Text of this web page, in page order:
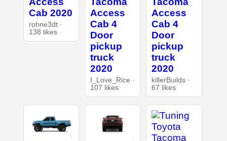
Cab 2020
rohne3dt ·
138 likes
Access
Cab 4
Door
pickup
truck
2020
I_Love_Rice ·
107 likes
Access
Cab 4
Door
pickup
truck
2020
killerBuilds ·
67 likes